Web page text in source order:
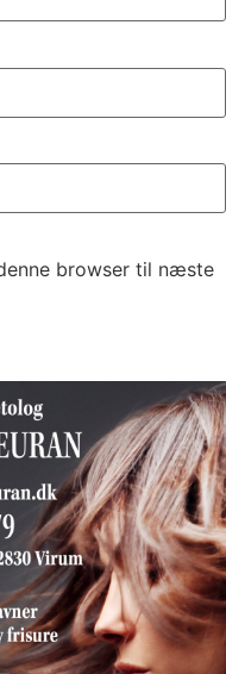
browser til næste